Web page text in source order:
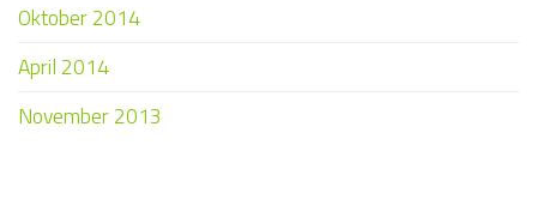
Oktober 2014
April 2014
November 2013